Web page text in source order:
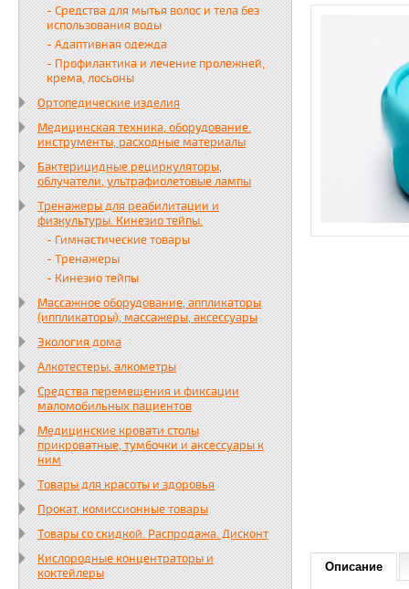
- Средства для мытья волос и тела без
использования воды
- Адаптивная одежда
- Профилактика и лечение пролежней,
крема, лосьоны
Ортопедические изделия
Медицинская техника, оборудование.
инструменты, расходные материалы
Бактерицидные рециркуляторы,
облучатели, ультрафиолетовые лампы
Тренажеры для реабилитации и
физкультуры. Кинезио тейпы.
- Гимнастические товары
- Тренажеры
- Кинезио тейпы
Массажное оборудование, аппликаторы
(иппликаторы), массажеры, аксессуары
Экология дома
Алкотестеры, алкометры
Средства перемещения и фиксации
маломобильных пациентов
Медицинские кровати столы
прикроватные, тумбочки и аксессуары к
ним
Товары для красоты и здоровья
Прокат, комиссионные товары
Товары со скидкой. Распродажа. Дисконт
Кислородные концентраторы и
коктейлеры
Описание